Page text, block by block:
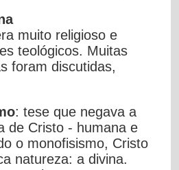
muito religioso e
teológicos. Muitas
foram discutidas,
: tese que negava a
de Cristo - humana e
o monofisismo, Cristo
natureza: a divina.